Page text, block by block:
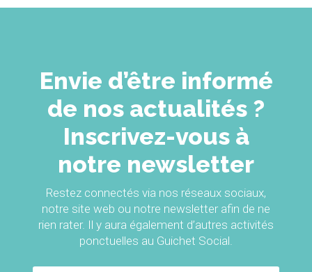
Envie d’être informé
de nos actualités ?
Inscrivez-vous à
notre newsletter
Restez connectés via nos réseaux sociaux,
notre site web ou notre newsletter afin de ne
rien rater. Il y aura également d’autres activités
ponctuelles au Guichet Social.